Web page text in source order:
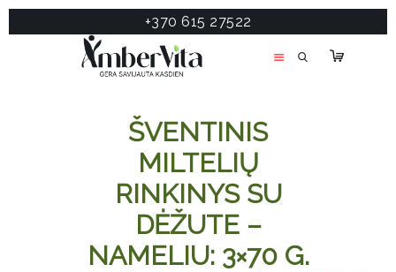
+370 615 27522
ŠVENTINIS
MILTELIŲ
RINKINYS SU
DĖŽUTE –
NAMELIU: 3×70 G.
PASLAUGOS
PRODUKTAI
KONTAKTAI